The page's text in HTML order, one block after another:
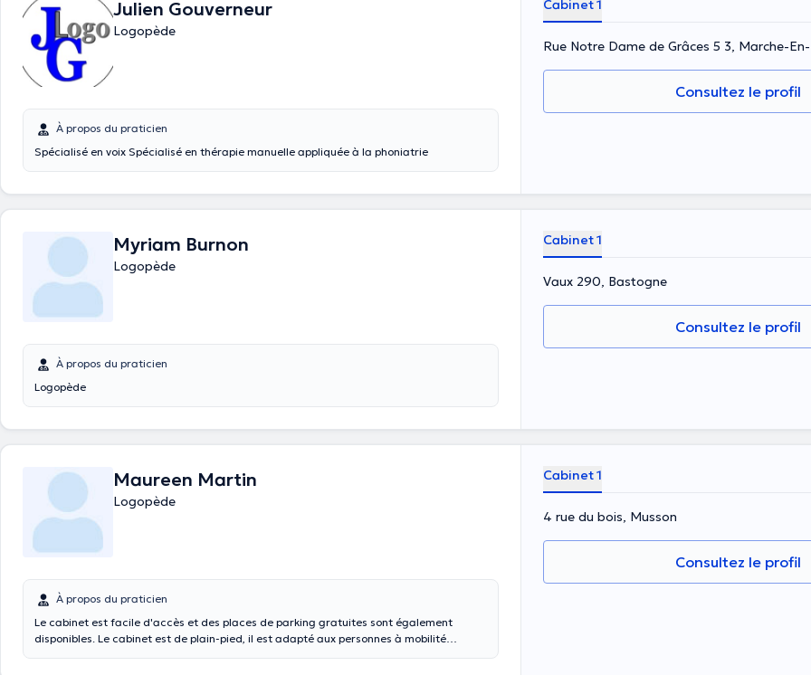
Julien Gouverneur
Logopède
À propos du praticien
Spécialisé en voix Spécialisé en thérapie manuelle appliquée à la phoniatrie
Cabinet 1
Rue Notre Dame de Grâces 5 3, Marche-
Consultez le profil
Myriam Burnon
Logopède
À propos du praticien
Logopède
Cabinet 1
Vaux 290, Bastogne
Consultez le profil
Maureen Martin
Logopède
À propos du praticien
Le cabinet est facile d'accès et des places de parking gratuites sont également
disponibles. Le cabinet est de plain-pied, il est adapté aux personnes à mobilité
Cabinet 1
4 rue du bois, Musson
Consultez le profil